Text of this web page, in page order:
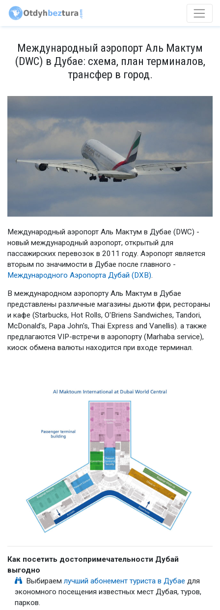
Международный аэропорт Аль Мактум
(DWC) в Дубае: схема, план терминалов,
трансфер в город.
Международный аэропорт Аль Мактум в Дубае (DWC) -
новый международный аэропорт, открытый для
пассажирских перевозок в 2011 году. Аэропорт является
вторым по значимости в Дубае после главного -
Международного Аэропорта Дубай (DXB).
В международном аэропорту Аль Мактум в Дубае
представлены различные магазины дьюти фри, рестораны
и кафе (Starbucks, Hot Rolls, O'Briens Sandwiches, Tandori,
McDonald’s, Papa John's, Thai Express and Vanellis). а также
предлагаются VIP-встречи в аэропорту (Marhaba service),
киоск обмена валюты находится при входе терминал.
Как посетить достопримечательности Дубай
выгодно
Выбираемлучший абонемент туриста в Дубае для
экономного посещения известных мест Дубая, туров,
парков.